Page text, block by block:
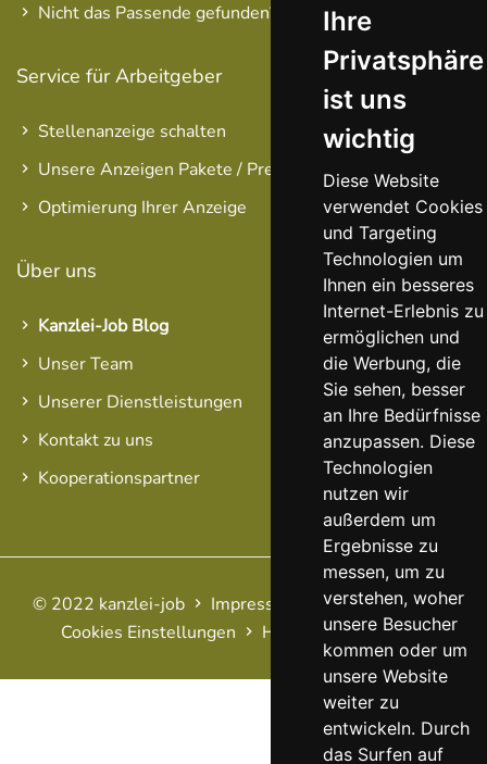
Ihre
Privatsphäre
ist uns
wichtig
Diese Website
verwendet Cookies
und Targeting
Technologien um
Ihnen ein besseres
Internet-Erlebnis zu
ermöglichen und
die Werbung, die
Sie sehen, besser
an Ihre Bedürfnisse
anzupassen. Diese
Technologien
nutzen wir
außerdem um
Ergebnisse zu
messen, um zu
verstehen, woher
unsere Besucher
kommen oder um
unsere Website
weiter zu
entwickeln. Durch
das Surfen auf
Nicht das Passende gefunden?
Service für Arbeitgeber
Stellenanzeige schalten
Unsere Anzeigen Pakete / Preise
Optimierung Ihrer Anzeige
Über uns
Kanzlei-Job Blog
Unser Team
Unserer Dienstleistungen
Kontakt zu uns
Kooperationspartner
© 2022 kanzlei-job Impressum AGB
Datenschutz
Cookies Einstellungen
Haftungsausschluss FAQ